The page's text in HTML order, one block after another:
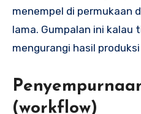
menempel di permukaan
lama. Gumpalan ini kalau
mengurangi hasil
(workflow)